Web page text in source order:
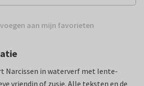
aan mijn favorieten
Narcissen in waterverf met lente-
vriendin of zusje. Alle teksten en de